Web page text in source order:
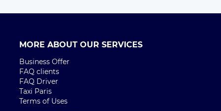
MORE ABOUT OUR SERVICES
Business Offer
FAQ clients
FAQ Driver
Taxi Paris
Terms of Uses